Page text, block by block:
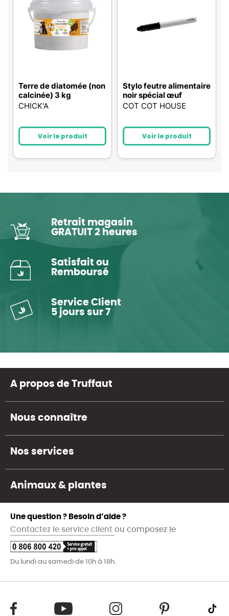
Terre de diatomée (non
calcinée) 3 kg
CHICK'A
Voir le produit
Stylo feutre alimentaire
noir spécial œuf
COT COT HOUSE
Voir le produit
Retrait magasin
GRATUIT 2 heures
Satisfait ou
Remboursé
Service Client
5 jours sur 7
A propos de Truffaut
Nous connaître
Nos services
Animaux & plantes
Une question ? Besoin d’aide ?
Contactez le service client ou composez le
Du lundi au samedi de 10h à 18h.